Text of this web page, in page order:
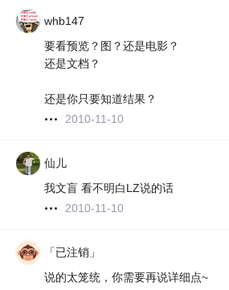
whb147
要看预览？图？还是电影？
还是文档？
还是你只要知道结果？
2010-11-10
仙儿
我文盲 看不明白LZ说的话
2010-11-10
「已注销」
说的太笼统，你需要再说详细点~